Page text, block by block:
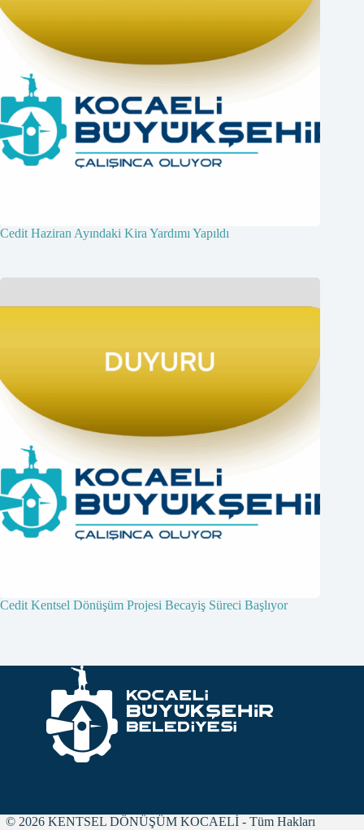
Cedit Haziran Ayındaki Kira Yardımı Yapıldı
Cedit Kentsel Dönüşüm Projesi Becayiş Süreci Başlıyor
© 2026 KENTSEL DÖNÜŞÜM KOCAELİ - Tüm Hakları